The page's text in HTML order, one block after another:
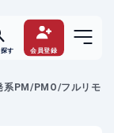
す 会員登録
系PM/PMO/フルリモ